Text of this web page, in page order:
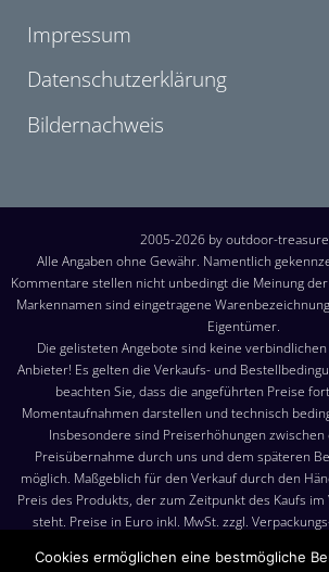
Impressum
Datenschutzerklärung
Bildernachweis
2005-2026 by outdoor-
Alle Angaben ohne Gewähr. Namentlich
Kommentare stellen nicht unbedingt die Meinung
Markennamen sind eingetragene
Eigentümer.
Die gelisteten Angebote sind keine
Anbieter! Es gelten die Verkaufs- und
beachten Sie, dass die angeführten Preise
Momentaufnahmen darstellen und technisch
Insbesondere sind Preiserhöhungen
Preisübernahme durch uns und dem späteren
möglich. Maßgeblich für den Verkauf durch den
Preis des Produkts, der zum Zeitpunkt des Kaufs
steht. Preise in Euro inkl. MwSt. zzgl.
angegeben, die Kosten für den Versand nach
Cookies ermöglichen eine bestmögliche